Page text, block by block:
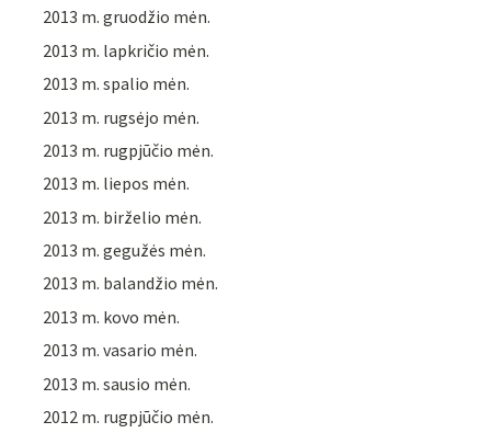
2013 m. gruodžio mėn.
2013 m. lapkričio mėn.
2013 m. spalio mėn.
2013 m. rugsėjo mėn.
2013 m. rugpjūčio mėn.
2013 m. liepos mėn.
2013 m. birželio mėn.
2013 m. gegužės mėn.
2013 m. balandžio mėn.
2013 m. kovo mėn.
2013 m. vasario mėn.
2013 m. sausio mėn.
2012 m. rugpjūčio mėn.